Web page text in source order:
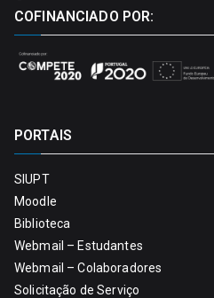
COFINANCIADO POR:
PORTAIS
SIUPT
Moodle
Biblioteca
Webmail – Estudantes
Webmail – Colaboradores
Solicitação de Serviço